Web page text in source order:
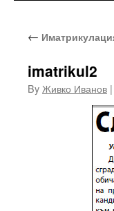
content
←
imatrikul2
By Живко Иванов |